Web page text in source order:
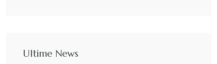
Deforestazione
Ultime News